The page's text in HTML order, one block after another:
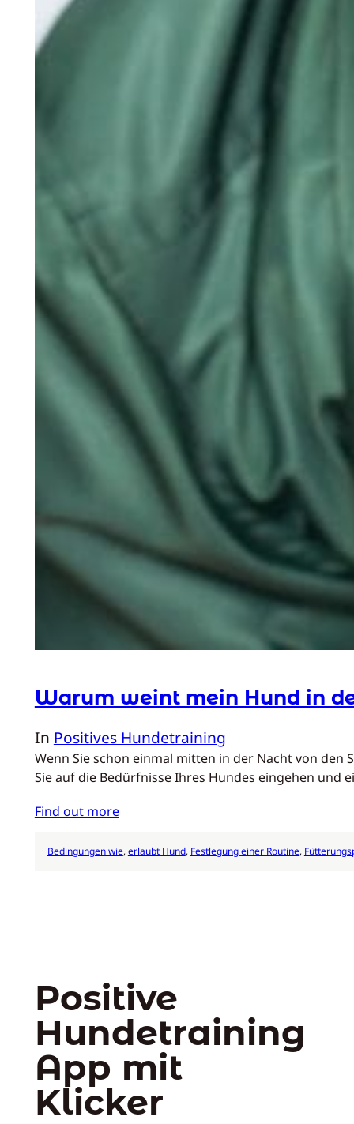
Warum weint mein Hund in
In Positives Hundetraining
Wenn Sie schon einmal mitten in der Nacht von
Sie auf die Bedürfnisse Ihres Hundes eingehen
Find out more
Bedingungen wie, erlaubt Hund, Festlegung einer Routine,
Positive
Hundetraining
App mit
Klicker